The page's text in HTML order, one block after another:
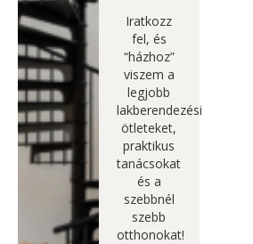
Iratkozz
fel, és
“házhoz”
viszem a
legjobb
lakberendezési
ötleteket,
praktikus
tanácsokat
és a
szebbnél
szebb
otthonokat!